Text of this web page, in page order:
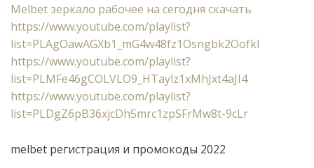
Melbet зеркало рабочее на сегодня скачать
https://www.youtube.com/playlist?
list=PLAgOawAGXb1_mG4w48fz1Osngbk2Oofkl
https://www.youtube.com/playlist?
list=PLMFe46gCOLVLO9_HTaylz1xMhJxt4aJI4
https://www.youtube.com/playlist?
list=PLDgZ6pB36xjcDh5mrc1zpSFrMw8t-9cLr
melbet регистрация и промокоды 2022